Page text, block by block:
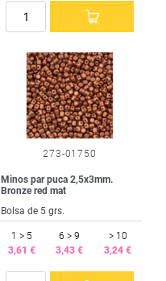
273-01750
Minos par puca 2,5x3mm.
Bronze red mat
Bolsa de 5 grs.
1 > 5
3,61 €
6 > 9
3,43 €
> 10
3,24 €